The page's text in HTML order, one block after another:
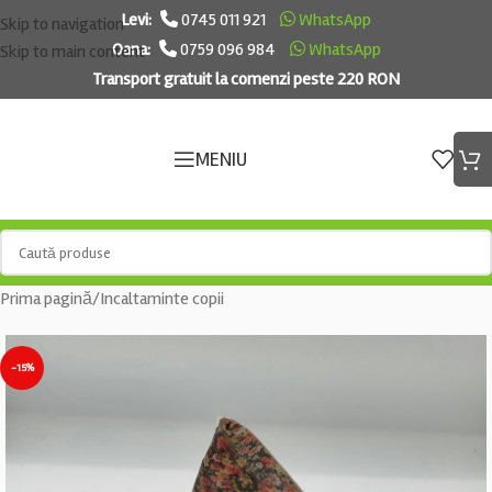
Skip to navigation
Skip to main content
Levi: 0745 011 921
WhatsApp
Oana:
0759 096 984
WhatsApp
Transport gratuit la comenzi peste 220 RON
MENIU
Prima pagină/Incaltaminte copii
-15%